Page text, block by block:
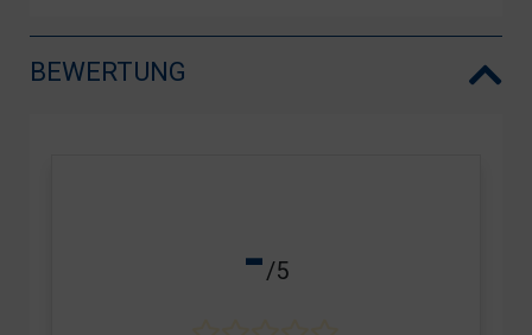
BEWERTUNG
-/5